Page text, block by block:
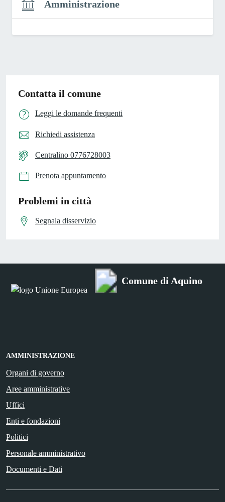
Amministrazione
Contatta il comune
Leggi le domande frequenti
Richiedi assistenza
Centralino 0776728003
Prenota appuntamento
Problemi in città
Segnala disservizio
Comune di Aquino
AMMINISTRAZIONE
Organi di governo
Aree amministrative
Uffici
Enti e fondazioni
Politici
Personale amministrativo
Documenti e Dati